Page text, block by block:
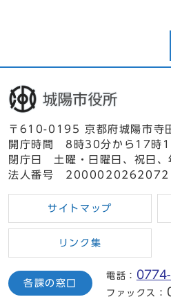
〒610-0195 京都府城陽市寺
開庁時間 8時30分から17時
閉庁日 土曜・日曜日、祝日、
法人番号 2000020262072
サイトマップ
リンク集
各課の窓口
電話：
ファックス：